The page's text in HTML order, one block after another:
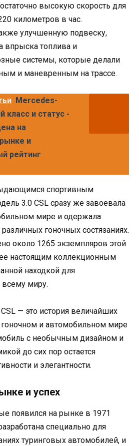
высокую скорость для
километров в час.
улучшенную подвеску,
впрыска топлива и
системы, которые делали
и маневренным на трассе.
Mercedes-
класс и статус -
на
и
рейтинг
спортивным
3.0 CSL сразу же завоевала
мире и одержала
гоночных состязаниях.
около 1265 экземпляров этой
настоящим коллекционным
находкой для
миру.
— это история величайших
и автомобильном мире
с необычным дизайном и
до сих пор остается
и элегантности.
и успех
появился на рынке в 1971
специально для
туринговых автомобилей, и